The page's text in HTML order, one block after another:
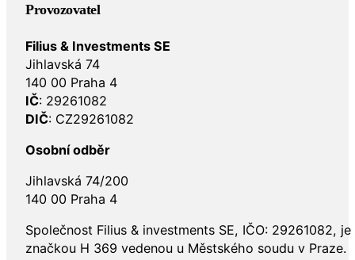
Provozovatel
Filius & Investments SE
Jihlavská 74
140 00 Praha 4
IČ: 29261082
DIČ: CZ29261082
Osobní odběr
Jihlavská 74/200
140 00 Praha 4
Společnost Filius & investments SE, IČO: 29261082,
značkou H 369 vedenou u Městského soudu v Praze.